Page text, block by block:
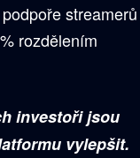
streamerů
rozdělením
investoři jsou
vylepšit.